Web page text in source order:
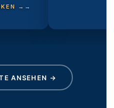
→
ANSEHEN →